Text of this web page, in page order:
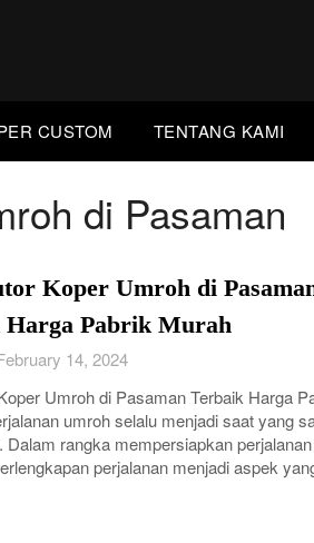
CUSTOM TENTANG KAMI
di Pasaman
Koper Umroh di
Harga Pabrik Murah
14, 2024
Umroh di Pasaman Terbaik Harga
umroh selalu menjadi saat yang
Dalam rangka mempersiapkan
perjalanan menjadi aspek